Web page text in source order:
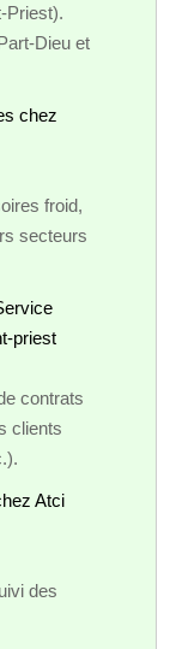
et
chez
froid,
secteurs
contrats
clients
Atci
des